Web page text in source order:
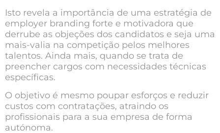
Isto revela a importância de uma estratégia de
employer branding forte e motivadora que
derrube as objeções dos candidatos e seja uma
mais-valia na competição pelos melhores
talentos. Ainda mais, quando se trata de
preencher cargos com necessidades técnicas
específicas.
O objetivo é mesmo poupar esforços e reduzir
custos com contratações, atraindo os
profissionais para a sua empresa de forma
autónoma.